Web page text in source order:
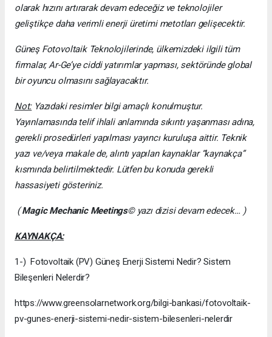
olarak hızını artırarak devam edeceğiz ve teknolojiler
geliştikçe daha verimli enerji üretimi metotları gelişecektir.
Güneş Fotovoltaik Teknolojilerinde, ülkemizdeki ilgili tüm
firmalar, Ar-Ge’ye ciddi yatırımlar yapması, sektöründe global
bir oyuncu olmasını sağlayacaktır.
Not:Yazıdaki resimler bilgi amaçlı konulmuştur.
Yayınlamasında telif ihlali anlamında sıkıntı yaşanması adına,
gerekli prosedürleri yapılması yayıncı kuruluşa aittir. Teknik
yazı ve/veya makale de, alıntı yapılan kaynaklar “kaynakça”
kısmında belirtilmektedir. Lütfen bu konuda gerekli
hassasiyeti gösteriniz.
(Magic Mechanic Meetings© yazı dizisi devam edecek… )
KAYNAKÇA:
1-) Fotovoltaik (PV) Güneş Enerji Sistemi Nedir? Sistem
Bileşenleri Nelerdir?
https://www.greensolarnetwork.org/bilgi-bankasi/fotovoltaik-
pv-gunes-enerji-sistemi-nedir-sistem-bilesenleri-nelerdir